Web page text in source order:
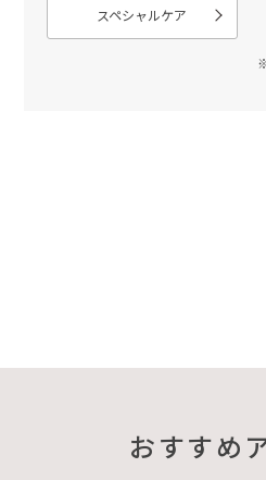
スペシャルケア
おすすめ